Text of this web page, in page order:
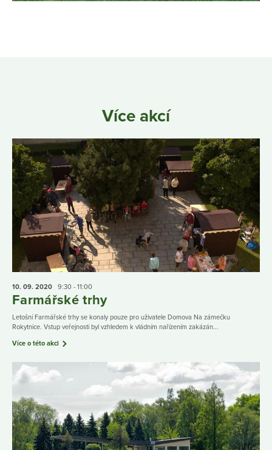
Více akcí
10. 09. 2020 9:30 - 11:00
Farmářské trhy
Letošní Farmářské trhy se konaly pouze pro uživatele Domova Na zámečku
Rokytnice. Vstup veřejnosti byl vzhledem k vládním nařízením zakázán...
Více o této akci